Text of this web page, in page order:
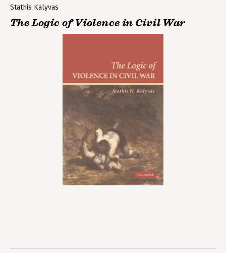
Stathis Kalyvas
The Logic of Violence in Civil War